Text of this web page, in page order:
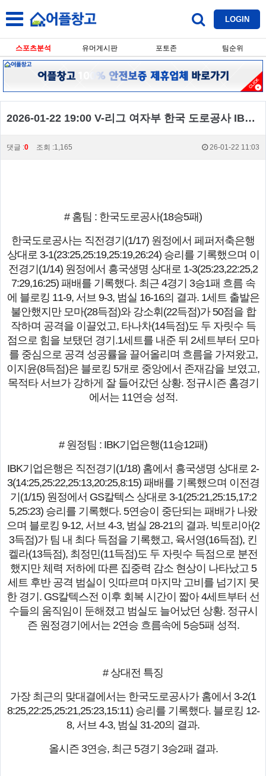
LOGIN
스포츠분석 유머게시판 포토존 팀순위
2026-01-22 19:00 V-리그 여자부 한국 도로공사 IBK 기업은행
댓글 :0 조회 :1,165 26-01-22 11:03
# 홈팀 : 한국도로공사(18승5패)
한국도로공사는 직전경기(1/17) 원정에서 페퍼저축은행
상대로 3-1(23:25,25:19,25:19,26:24) 승리를 기록했으며 이
전경기(1/14) 원정에서 흥국생명 상대로 1-3(25:23,22:25,2
7:29,16:25) 패배를 기록했다. 최근 4경기 3승1패 흐름 속
에 블로킹 11-9, 서브 9-3, 범실 16-16의 결과. 1세트 출발은
불안했지만 모마(28득점)와 강소휘(22득점)가 50점을 합
작하며 공격을 이끌었고, 타나차(14득점)도 두 자릿수 득
점으로 힘을 보탰던 경기.1세트를 내준 뒤 2세트부터 모마
를 중심으로 공격 성공률을 끌어올리며 흐름을 가져왔고,
이지윤(8득점)은 블로킹 5개로 중앙에서 존재감을 보였고,
목적타 서브가 강하게 잘 들어갔던 상황. 정규시즌 홈경기
에서는 11연승 성적.
# 원정팀 : IBK기업은행(11승12패)
IBK기업은행은 직전경기(1/18) 홈에서 흥국생명 상대로 2-
3(14:25,25:22,25:13,20:25,8:15) 패배를 기록했으며 이전경
기(1/15) 원정에서 GS칼텍스 상대로 3-1(25:21,25:15,17:2
5,25:23) 승리를 기록했다. 5연승이 중단되는 패배가 나왔
으며 블로킹 9-12, 서브 4-3, 범실 28-21의 결과. 빅토리아(2
3득점)가 팀 내 최다 득점을 기록했고, 육서영(16득점), 킨
켈라(13득점), 최정민(11득점)도 두 자릿수 득점으로 분전
했지만 체력 저하에 따른 집중력 감소 현상이 나타났고 5
세트 후반 공격 범실이 잇따르며 마지막 고비를 넘기지 못
한 경기. GS칼텍스전 이후 회복 시간이 짧아 4세트부터 선
수들의 움직임이 둔해졌고 범실도 늘어났던 상황. 정규시
즌 원정경기에서는 2연승 흐름속에 5승5패 성적.
# 상대전 특징
가장 최근의 맞대결에서는 한국도로공사가 홈에서 3-2(1
8:25,22:25,25:21,25:23,15:11) 승리를 기록했다. 블로킹 12-
8, 서브 4-3, 범실 31-20의 결과.
올시즌 3연승, 최근 5경기 3승2패 결과.